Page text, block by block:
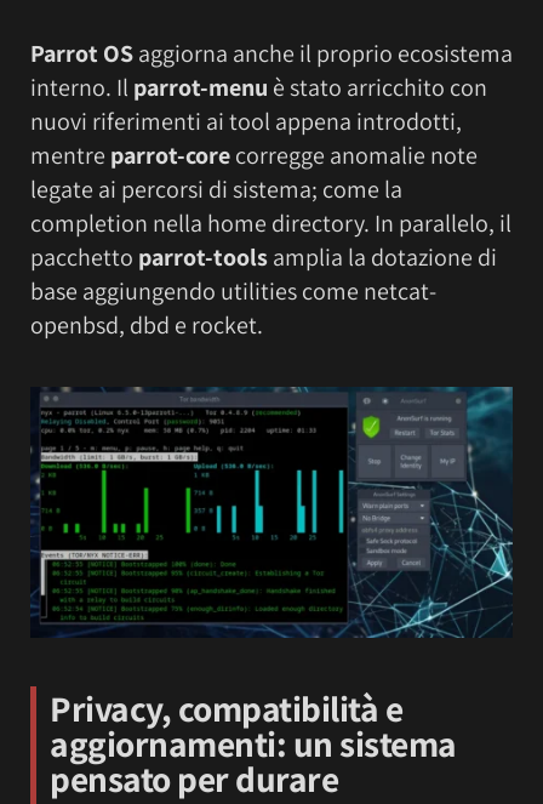
Parrot OSaggiorna anche il proprio ecosistema
interno. Il parrot-menu è stato arricchito con
nuovi riferimenti ai tool appena introdotti,
mentre parrot-corecorregge anomalie note
legate ai percorsi di sistema; come la
completion nella home directory. In parallelo, il
pacchetto parrot-toolsamplia la dotazione di
base aggiungendo utilities come netcat-
openbsd, dbd e rocket.
Privacy, compatibilità e
aggiornamenti: un sistema
pensato per durare